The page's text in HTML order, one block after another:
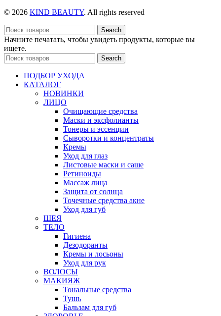
© 2026 KIND BEAUTY. All rights reserved
Search
Начните печатать, чтобы увидеть продукты, которые вы
ищете.
Search
ПОДБОР УХОДА
КАТАЛОГ
НОВИНКИ
ЛИЦО
Очищающие средства
Маски и эксфолианты
Тонеры и эссенции
Сыворотки и концентраты
Кремы
Уход для глаз
Листовые маски и саше
Ретиноиды
Массаж лица
Защита от солнца
Точечные средства акне
Уход для губ
ШЕЯ
ТЕЛО
Гигиена
Дезодоранты
Кремы и лосьоны
Уход для рук
ВОЛОСЫ
МАКИЯЖ
Тональные средства
Тушь
Бальзам для губ